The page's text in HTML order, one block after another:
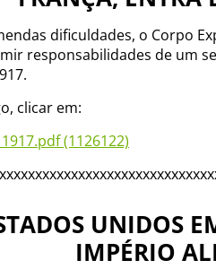
dificuldades, o Corpo
responsabilidades de um
clicar em:
(1126122)
UNIDOS
IMPÉRIO